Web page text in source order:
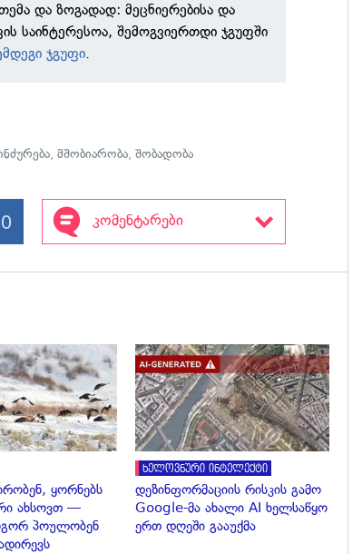
და ზოგადად: მეცნიერებისა და
საინტერესოა, შემოგვიერთდი ჯგუფში
ჯგუფი.
,მშობიარობა,შობადობა
0 კომენტარები
გადახედვა
ყორნებს
ახსოვთ —
პოულობენ
ხელოვნური ინტელექტი
დეზინფორმაციის რისკის გამო
Google-მა ახალი AI ხელსაწყო
ერთ დღეში გააუქმა